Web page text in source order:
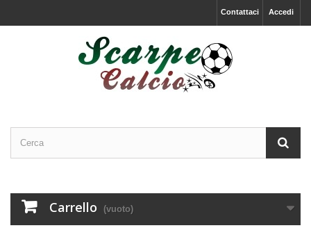
Accedi
Contattaci
Carrello (vuoto)